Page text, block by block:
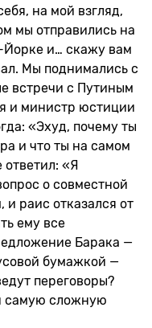
на мой взгляд,
мы отправились на
и… скажу вам
Мы поднимались с
встречи с Путиным
и министр юстиции
«Эхуд, почему ты
и что ты на самом
«Я
о совместной
раис отказался от
ему все
Барака —
бумажкой —
переговоры?
самую сложную